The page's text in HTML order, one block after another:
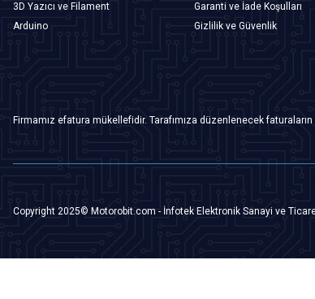
3D Yazıcı ve Filament
Arduino
Garanti ve İade Koşulları
Gizlilik ve Güvenlik
Firmamız efatura mükellefidir. Tarafımıza düzenlenecek
Copyright 2025© Motorobit.com - İnfotek Elektronik Sanayi ve